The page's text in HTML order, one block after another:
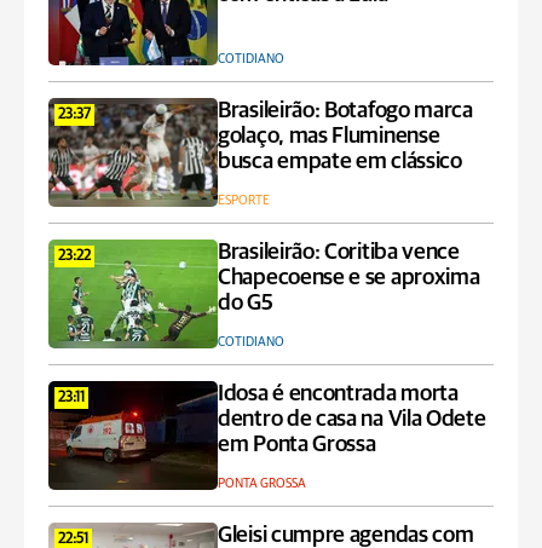
COTIDIANO
23:37
Brasileirão: Botafogo marca
golaço, mas Fluminense
busca empate em clássico
ESPORTE
23:22
Brasileirão: Coritiba vence
Chapecoense e se aproxima
do G5
COTIDIANO
23:11
Idosa é encontrada morta
dentro de casa na Vila Odete
em Ponta Grossa
PONTA GROSSA
22:51
Gleisi cumpre agendas com